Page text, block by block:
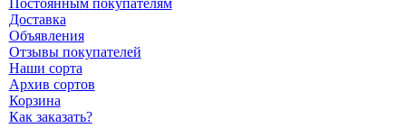
Постоянным покупателям
Доставка
Объявления
Отзывы покупателей
Наши сорта
Архив сортов
Корзина
Как заказать?